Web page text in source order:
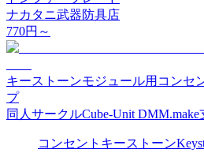
ナカタニ武器防具店
770円～
キーストーンモジュール用コンセ
プ
同人サークルCube-Unit DMM.make
コンセント キーストーン